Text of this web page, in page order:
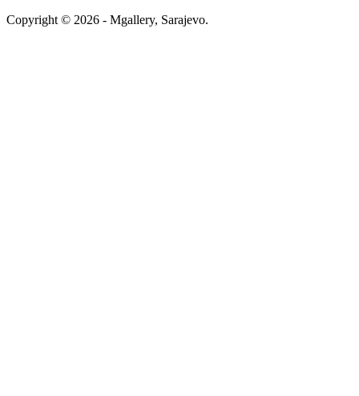
Copyright © 2026 - Mgallery, Sarajevo.